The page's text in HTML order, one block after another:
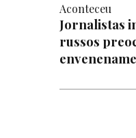
Aconteceu
Jornalistas
russos